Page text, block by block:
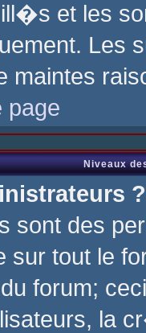
et les
Les
maintes
page
Niveaux
?
sont des
sur tout le
forum;
la